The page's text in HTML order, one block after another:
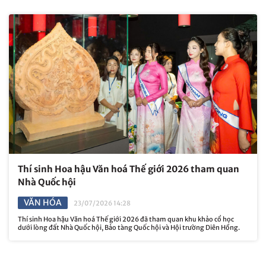
Thí sinh Hoa hậu Văn hoá Thế giới 2026 tham quan
Nhà Quốc hội
VĂN HÓA
23/07/2026 14:28
Thí sinh Hoa hậu Văn hoá Thế giới 2026 đã tham quan khu khảo cổ học
dưới lòng đất Nhà Quốc hội, Bảo tàng Quốc hội và Hội trường Diên Hồng.